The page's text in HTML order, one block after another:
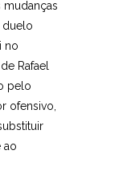
mudanças
duelo
no
Rafael
pelo
ofensivo,
ao